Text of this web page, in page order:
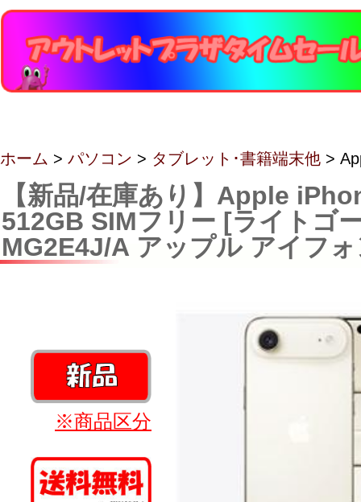
ホーム > パソコン > タブレット･書籍端末他 >
【新品/在庫あり】Apple
512GB SIMフリー [ライトゴ
MG2E4J/A アップル アイフ
※商品区分